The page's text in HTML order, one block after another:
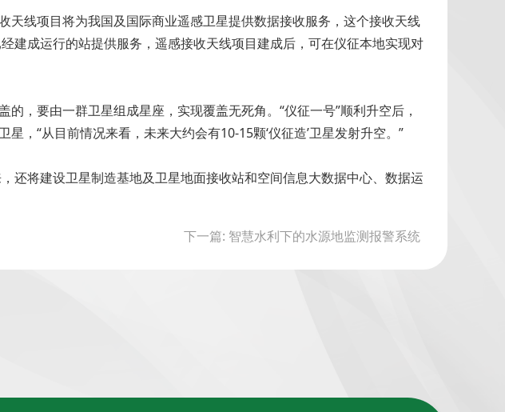
线项目将为我国及国际商业遥感卫星提供数据接收服务，这个接收天线
建成运行的站提供服务，遥感接收天线项目建成后，可在仪征本地实现对
，要由一群卫星组成星座，实现覆盖无死角。“仪征一号”顺利升空后，
，“从目前情况来看，未来大约会有10-15颗‘仪征造’卫星发射升空。”
还将建设卫星制造基地及卫星地面接收站和空间信息大数据中心、数据运
下一篇: 智慧水利下的水源地监测报警系统